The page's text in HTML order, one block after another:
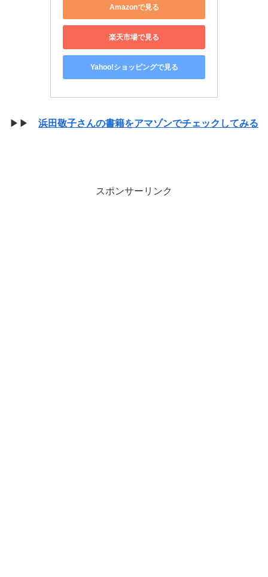
Amazonで見る
楽天市場で見る
Yahoo!ショッピングで見る
▶▶ 浜田敬子さんの書籍をアマゾンでチェックしてみる
スポンサーリンク